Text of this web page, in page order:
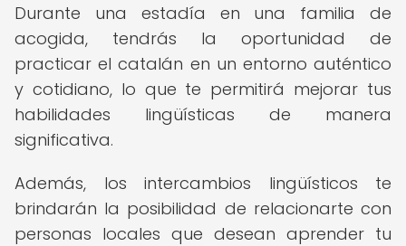
Durante una estadía en una familia de
acogida, tendrás la oportunidad de
practicar el catalán en un entorno auténtico
y cotidiano, lo que te permitirá mejorar tus
habilidades lingüísticas de manera
significativa.
Además, los intercambios lingüísticos te
brindarán la posibilidad de relacionarte con
personas locales que desean aprender tu